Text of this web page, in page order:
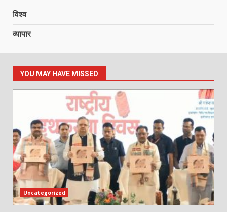
विश्व
व्यापार
YOU MAY HAVE MISSED
Uncategorized